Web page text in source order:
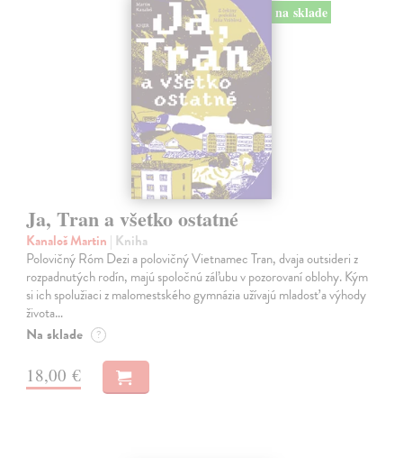
na sklade
Ja, Tran a všetko ostatné
Kanaloš Martin | Kniha
Polovičný Róm Dezi a polovičný Vietnamec Tran, dvaja outsideri z
rozpadnutých rodín, majú spoločnú záľubu v pozorovaní oblohy. Kým
si ich spolužiaci z malomestského gymnázia užívajú mladosť a výhody
života…
Na sklade ?
18,00 €